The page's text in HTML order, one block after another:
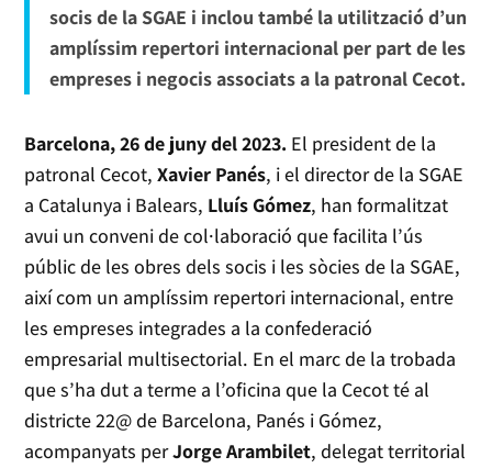
socis de la SGAE i inclou també la utilització d’un
amplíssim repertori internacional per part de les
empreses i negocis associats a la patronal Cecot.
Barcelona, 26 de juny del 2023. El president de la
patronal Cecot,Xavier Panés, i el director de la SGAE
a Catalunya i Balears, Lluís Gómez, han formalitzat
avui un conveni de col·laboració que facilita l’ús
públic de les obres dels socis i les sòcies de la SGAE,
així com un amplíssim repertori internacional, entre
les empreses integrades a la confederació
empresarial multisectorial. En el marc de la trobada
que s’ha dut a terme a l’oficina que la Cecot té al
districte 22@ de Barcelona, Panés i Gómez,
acompanyats perJorge Arambilet, delegat territorial